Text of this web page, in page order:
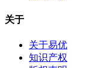
关于
关于易优
知识产权